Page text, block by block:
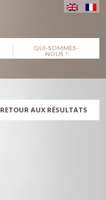
QUI-SOMMES-
NOUS ?
RETOUR AUX RÉSULTATS